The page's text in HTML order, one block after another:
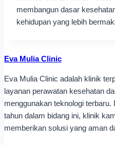
membangun dasar
kehidupan yang lebih
Eva Mulia Clinic
Eva Mulia Clinic adalah klinik
layanan perawatan kesehatan
menggunakan teknologi
tahun dalam bidang ini, klinik
memberikan solusi yang aman